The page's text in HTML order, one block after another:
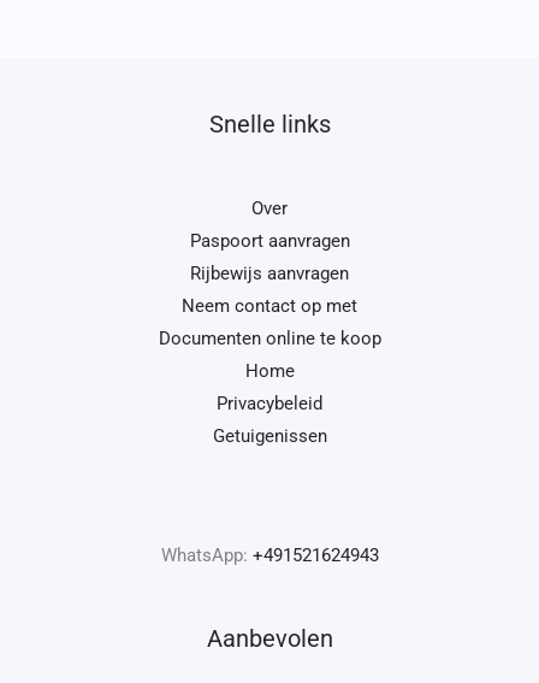
Snelle links
Over
Paspoort aanvragen
Rijbewijs aanvragen
Neem contact op met
Documenten online te koop
Home
Privacybeleid
Getuigenissen
WhatsApp: +491521624943
Aanbevolen